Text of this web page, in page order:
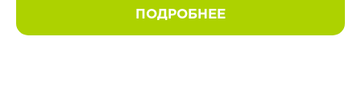
ПОДРОБНЕЕ